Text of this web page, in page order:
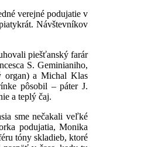
verejné podujatie v
Návštevníkov
piešťanský farár
S. Geminianiho,
organ) a Michal Klas
pôsobil – páter J.
a teplý čaj.
sme nečakali veľké
podujatia, Monika
tóny skladieb, ktoré